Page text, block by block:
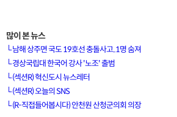
많이 본 뉴스
└남해 상주면 국도 19호선 충돌사고..1명 숨져
└경상국립대 한국어 강사 '노조' 출범
└(섹션R) 혁신도시 뉴스레터
└(섹션R) 오늘의 SNS
└(R-직접들어봅시다) 안천원 산청군의회 의장
[서경방송] 일부 채널편성 변경 안내의 건 (7/22)